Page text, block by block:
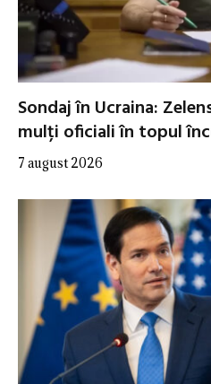
Sondaj în Ucraina:
mulți oficiali în topul
7 august 2026